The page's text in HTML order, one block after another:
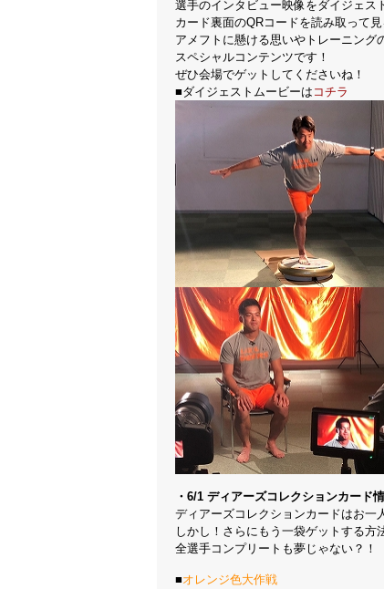
選手のインタビュー映像をダイジェス
カード裏面のQRコードを読み取って見
アメフトに懸ける思いやトレーニング
スペシャルコンテンツです！
ぜひ会場でゲットしてくださいね！
■ダイジェストムービーは コチラ
・6/1 ディアーズコレクションカード
ディアーズコレクションカードはお一
しかし！さらにもう一袋ゲットする方
全選手コンプリートも夢じゃない？！
■オレンジ色大作戦